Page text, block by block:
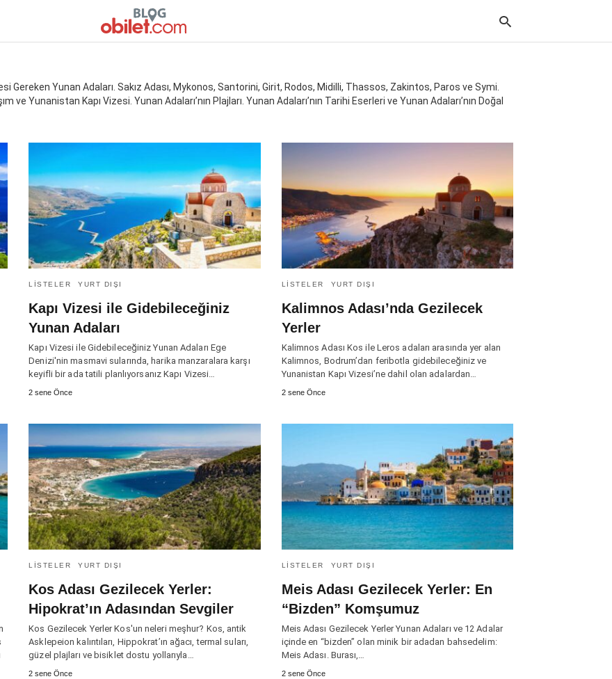
Gereken Yunan Adaları. Sakız Adası, Mykonos, Santorini, Girit, Rodos, Midilli, Thassos, Zakintos, Paros ve Symi.
ve Yunanistan Kapı Vizesi. Yunan Adaları’nın Plajları. Yunan Adaları’nın Tarihi Eserleri ve Yunan Adaları’nın Doğal
LISTELER YURT DIŞI
Kapı Vizesi ile Gidebileceğiniz
Yunan Adaları
Kapı Vizesi ile Gidebileceğiniz Yunan Adaları Ege
Denizi'nin masmavi sularında, harika manzaralara karşı
keyifli bir ada tatili planlıyorsanız Kapı Vizesi…
2 sene Önce
LISTELER YURT DIŞI
Kalimnos Adası’nda Gezilecek
Yerler
Kalimnos Adası Kos ile Leros adaları arasında yer alan
Kalimnos, Bodrum’dan feribotla gidebileceğiniz ve
Yunanistan Kapı Vizesi’ne dahil olan adalardan…
2 sene Önce
LISTELER YURT DIŞI
Kos Adası Gezilecek Yerler:
Hipokrat’ın Adasından Sevgiler
Kos Gezilecek Yerler Kos'un neleri meşhur? Kos, antik
Asklepeion kalıntıları, Hippokrat’ın ağacı, termal suları,
güzel plajları ve bisiklet dostu yollarıyla…
2 sene Önce
LISTELER YURT DIŞI
Meis Adası Gezilecek Yerler: En
“Bizden” Komşumuz
Meis Adası Gezilecek Yerler Yunan Adaları ve 12 Adalar
içinde en “bizden” olan minik bir adadan bahsedelim:
Meis Adası. Burası,…
2 sene Önce